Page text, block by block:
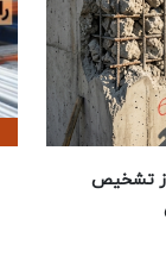
تشخیص
13